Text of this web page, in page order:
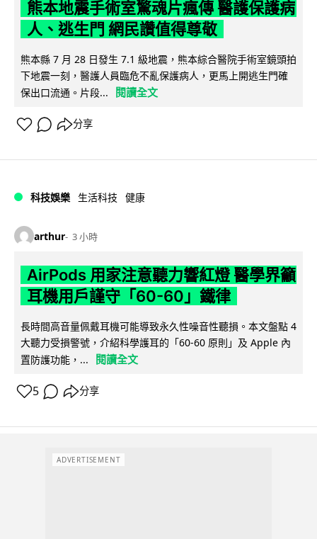
熊本地震手術室驚魂片瘋傳 醫護保護病
人、逃生門 網民讚值得尊敬
熊本縣 7 月 28 日發生 7.1 級地震，熊本綜合醫院手術室鏡頭拍
下地震一刻，醫護人員臨危不亂保護病人，更馬上開逃生門確
保出口流通。片段...
閱讀全文
分享
科技娛樂 生活科技 健康
arthur 3 小時
AirPods 用家注意聽力響紅燈 醫學界籲
耳機用戶謹守「60-60」鐵律
長時間高音量佩戴耳機可能導致永久性噪音性聽損。本文盤點 4
大聽力受損警號，介紹科學護耳的「60-60 原則」及 Apple 內
置防護功能，...
閱讀全文
5 分享
ADVERTISEMENT